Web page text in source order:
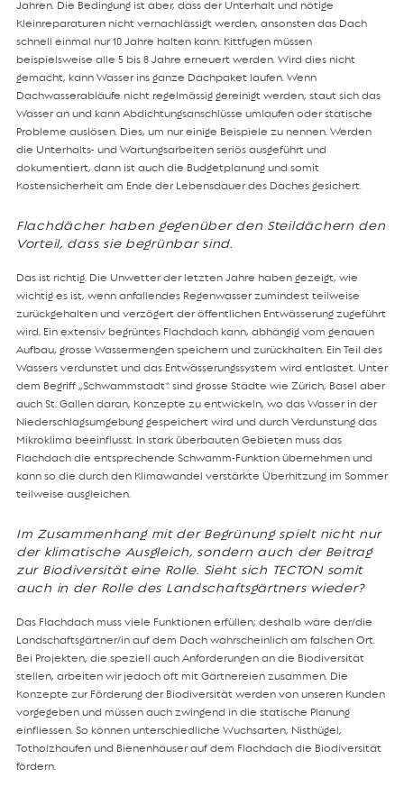
Jahren. Die Bedingung ist aber, dass der Unterhalt und nötige
Kleinreparaturen nicht vernachlässigt werden, ansonsten das Dach
schnell einmal nur 10 Jahre halten kann. Kittfugen müssen
beispielsweise alle 5 bis 8 Jahre erneuert werden. Wird dies nicht
gemacht, kann Wasser ins ganze Dachpaket laufen. Wenn
Dachwasserabläufe nicht regelmässig gereinigt werden, staut sich das
Wasser an und kann Abdichtungsanschlüsse umlaufen oder statische
Probleme auslösen. Dies, um nur einige Beispiele zu nennen. Werden
die Unterhalts- und Wartungsarbeiten seriös ausgeführt und
dokumentiert, dann ist auch die Budgetplanung und somit
Kostensicherheit am Ende der Lebensdauer des Daches gesichert.
Flachdächer haben gegenüber den Steildächern den
Vorteil, dass sie begrünbar sind.
Das ist richtig. Die Unwetter der letzten Jahre haben gezeigt, wie
wichtig es ist, wenn anfallendes Regenwasser zumindest teilweise
zurückgehalten und verzögert der öffentlichen Entwässerung zugeführt
wird. Ein extensiv begrüntes Flachdach kann, abhängig vom genauen
Aufbau, grosse Wassermengen speichern und zurückhalten. Ein Teil des
Wassers verdunstet und das Entwässerungssystem wird entlastet. Unter
dem Begriff „Schwammstadt“ sind grosse Städte wie Zürich, Basel aber
auch St. Gallen daran, Konzepte zu entwickeln, wo das Wasser in der
Niederschlagsumgebung gespeichert wird und durch Verdunstung das
Mikroklima beeinflusst. In stark überbauten Gebieten muss das
Flachdach die entsprechende Schwamm-Funktion übernehmen und
kann so die durch den Klimawandel verstärkte Überhitzung im Sommer
teilweise ausgleichen.
Im Zusammenhang mit der Begrünung spielt nicht nur
der klimatische Ausgleich, sondern auch der Beitrag
zur Biodiversität eine Rolle. Sieht sich TECTON somit
auch in der Rolle des Landschaftsgärtners wieder?
Das Flachdach muss viele Funktionen erfüllen; deshalb wäre der/die
Landschaftsgärtner/in auf dem Dach wahrscheinlich am falschen Ort.
Bei Projekten, die speziell auch Anforderungen an die Biodiversität
stellen, arbeiten wir jedoch oft mit Gärtnereien zusammen. Die
Konzepte zur Förderung der Biodiversität werden von unseren Kunden
vorgegeben und müssen auch zwingend in die statische Planung
einfliessen. So können unterschiedliche Wuchsarten, Nisthügel,
Totholzhaufen und Bienenhäuser auf dem Flachdach die Biodiversität
fördern.